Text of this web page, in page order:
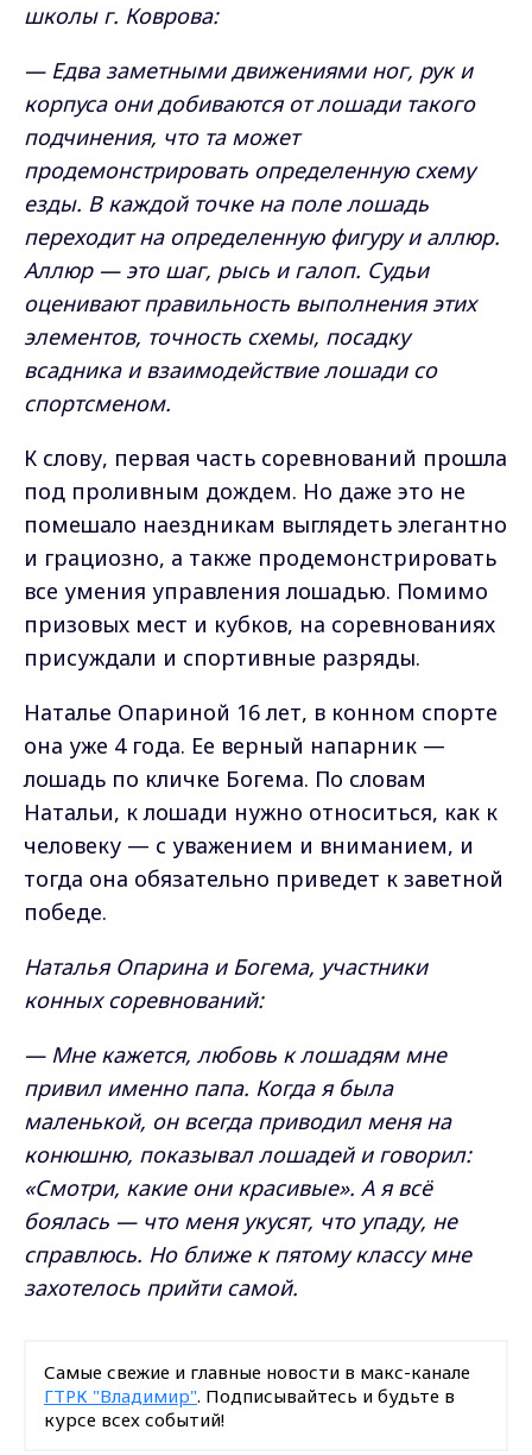
школы г. Коврова:
— Едва заметными движениями ног, рук и
корпуса они добиваются от лошади такого
подчинения, что та может
продемонстрировать определенную схему
езды. В каждой точке на поле лошадь
переходит на определенную фигуру и аллюр.
Аллюр — это шаг, рысь и галоп. Судьи
оценивают правильность выполнения этих
элементов, точность схемы, посадку
всадника и взаимодействие лошади со
спортсменом.
К слову, первая часть соревнований прошла
под проливным дождем. Но даже это не
помешало наездникам выглядеть элегантно
и грациозно, а также продемонстрировать
все умения управления лошадью. Помимо
призовых мест и кубков, на соревнованиях
присуждали и спортивные разряды.
Наталье Опариной 16 лет, в конном спорте
она уже 4 года. Ее верный напарник —
лошадь по кличке Богема. По словам
Натальи, к лошади нужно относиться, как к
человеку — с уважением и вниманием, и
тогда она обязательно приведет к заветной
победе.
Наталья Опарина и Богема, участники
конных соревнований:
— Мне кажется, любовь к лошадям мне
привил именно папа. Когда я была
маленькой, он всегда приводил меня на
конюшню, показывал лошадей и говорил:
«Смотри, какие они красивые». А я всё
боялась — что меня укусят, что упаду, не
справлюсь. Но ближе к пятому классу мне
захотелось прийти самой.
Самые свежие и главные новости в макс-канале
ГТРК "Владимир". Подписывайтесь и будьте в
курсе всех событий!